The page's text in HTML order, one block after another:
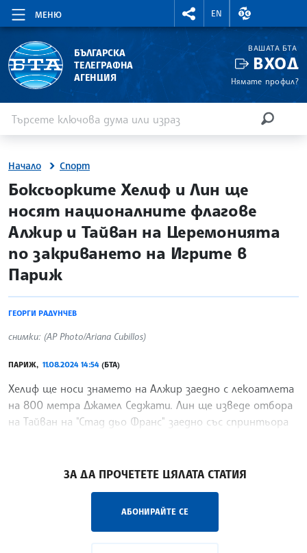
МЕНЮ
RIGHTMENU.SOCIAL
EN
ВАЛУТНИ
БЪЛГАРСКА
ТЕЛЕГРАФНА
АГЕНЦИЯ
ВАШАТА БТА
ВХОД
Нямате профил?
Начало Спорт
site.bta
Боксьорките Хелиф и Лин ще
носят националните флагове
Алжир и Тайван на Церемонията
по закриването на Игрите в
Париж
ГЕОРГИ РАДУНЧЕВ
снимки: (AP Photo/Ariana Cubillos)
ПАРИЖ, 11.08.2024 14:54 (БТА)
Хелиф ще носи знамето на Алжир заедно с лекоатлета
на 800 метра Джамел Седжати. Лин ще изведе отбора
на Тайван на "Стад дьо Франс" заедно със спринтьора
ЗА ДА ПРОЧЕТЕТЕ ЦЯЛАТА СТАТИЯ
АБОНИРАЙТЕ СЕ